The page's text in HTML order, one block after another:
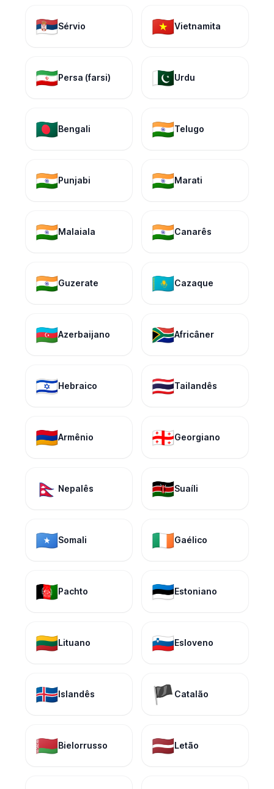
🇷🇸Sérvio 🇻🇳Vietnamita
🇮🇷Persa (farsi) 🇵🇰Urdu
🇧🇩Bengali 🇮🇳Telugo
🇮🇳Punjabi 🇮🇳Marati
🇮🇳Malaiala 🇮🇳Canarês
🇮🇳Guzerate 🇰🇿Cazaque
🇦🇿Azerbaijano 🇿🇦Africâner
🇮🇱Hebraico 🇹🇭Tailandês
🇦🇲Armênio 🇬🇪Georgiano
🇳🇵 Nepalês 🇰🇪Suaíli
🇸🇴Somali 🇮🇪Gaélico
🇦🇫Pachto 🇪🇪Estoniano
🇱🇹Lituano 🇸🇮Esloveno
🇮🇸Islandês 🏴 Catalão
🇧🇾Bielorrusso 🇱🇻Letão